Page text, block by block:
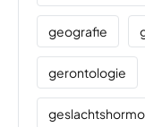
geografie
gerontologie